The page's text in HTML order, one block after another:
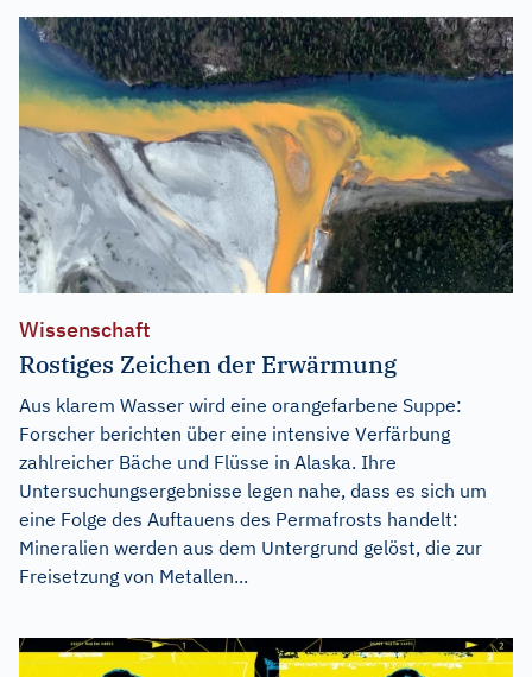
Wissenschaft
Rostiges Zeichen der Erwärmung
Aus klarem Wasser wird eine orangefarbene Suppe:
Forscher berichten über eine intensive Verfärbung
zahlreicher Bäche und Flüsse in Alaska. Ihre
Untersuchungsergebnisse legen nahe, dass es sich um
eine Folge des Auftauens des Permafrosts handelt:
Mineralien werden aus dem Untergrund gelöst, die zur
Freisetzung von Metallen...